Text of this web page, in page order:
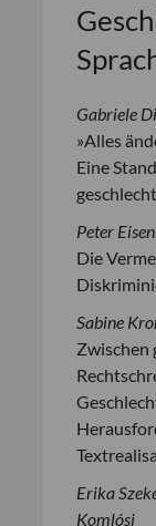
Gabriele
»Alles
Eine
Peter
Die
Sabine
Zwischen
Erika
Komlósi